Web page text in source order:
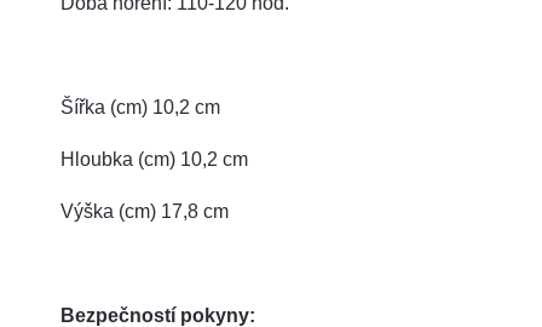
Šířka (cm) 10,2 cm
Hloubka (cm) 10,2 cm
Výška (cm) 17,8 cm
Bezpečností pokyny: